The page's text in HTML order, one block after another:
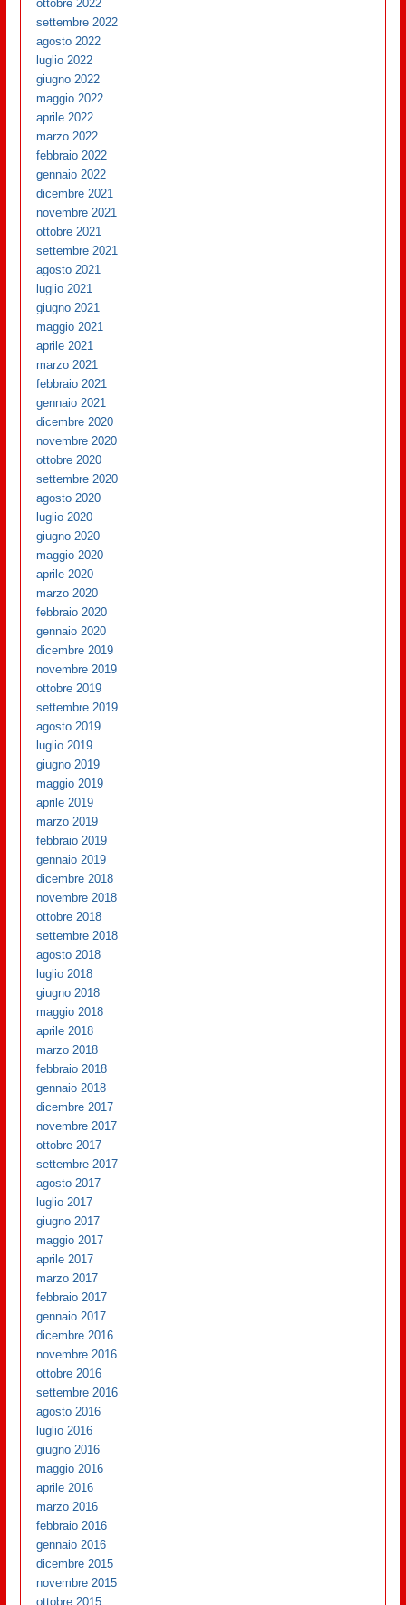
ottobre 2022
settembre 2022
agosto 2022
luglio 2022
giugno 2022
maggio 2022
aprile 2022
marzo 2022
febbraio 2022
gennaio 2022
dicembre 2021
novembre 2021
ottobre 2021
settembre 2021
agosto 2021
luglio 2021
giugno 2021
maggio 2021
aprile 2021
marzo 2021
febbraio 2021
gennaio 2021
dicembre 2020
novembre 2020
ottobre 2020
settembre 2020
agosto 2020
luglio 2020
giugno 2020
maggio 2020
aprile 2020
marzo 2020
febbraio 2020
gennaio 2020
dicembre 2019
novembre 2019
ottobre 2019
settembre 2019
agosto 2019
luglio 2019
giugno 2019
maggio 2019
aprile 2019
marzo 2019
febbraio 2019
gennaio 2019
dicembre 2018
novembre 2018
ottobre 2018
settembre 2018
agosto 2018
luglio 2018
giugno 2018
maggio 2018
aprile 2018
marzo 2018
febbraio 2018
gennaio 2018
dicembre 2017
novembre 2017
ottobre 2017
settembre 2017
agosto 2017
luglio 2017
giugno 2017
maggio 2017
aprile 2017
marzo 2017
febbraio 2017
gennaio 2017
dicembre 2016
novembre 2016
ottobre 2016
settembre 2016
agosto 2016
luglio 2016
giugno 2016
maggio 2016
aprile 2016
marzo 2016
febbraio 2016
gennaio 2016
dicembre 2015
novembre 2015
ottobre 2015